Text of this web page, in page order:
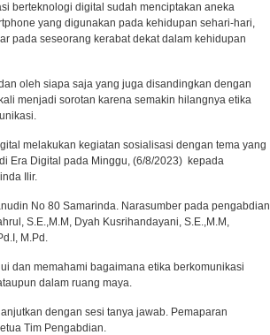
berteknologi digital sudah menciptakan aneka
yang digunakan pada kehidupan sehari-hari,
pada seseorang kerabat dekat dalam kehidupan
oleh siapa saja yang juga disandingkan dengan
menjadi sorotan karena semakin hilangnya etika
melakukan kegiatan sosialisasi dengan tema yang
Era Digital pada Minggu, (6/8/2023) kepada
Ilir.
No 80 Samarinda. Narasumber pada pengabdian
S.E.,M.M, Dyah Kusrihandayani, S.E.,M.M,
M.Pd.
dan memahami bagaimana etika berkomunikasi
dalam ruang maya.
dengan sesi tanya jawab. Pemaparan
Tim Pengabdian.